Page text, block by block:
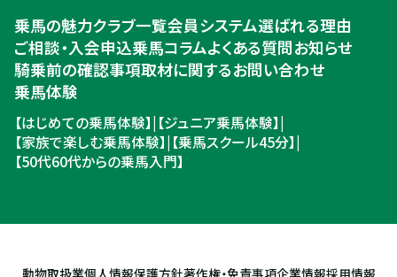
ご相談・入会申込
乗馬の魅力クラブ一覧会員システム選ばれる理由
ご相談・入会申込乗馬コラムよくある質問お知らせ
騎乗前の確認事項取材に関するお問い合わせ
乗馬体験
【はじめての乗馬体験】| 【ジュニア乗馬体験】|
【家族で楽しむ乗馬体験】| 【乗馬スクール45分】|
【50代60代からの乗馬入門】